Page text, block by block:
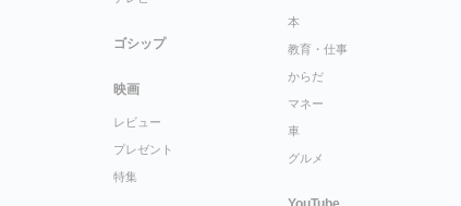
ゴシップ
映画
レビュー
プレゼント
特集
本
教育・仕事
からだ
マネー
車
グルメ